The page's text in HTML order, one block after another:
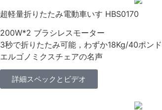
超軽量折りたたみ電動車いす HBS0170
200W*2 ブラシレスモーター
3秒で折りたたみ可能，わずか18Kg/40ポンド
エルゴノミクスチェアの名声
詳細スペックとビデオ